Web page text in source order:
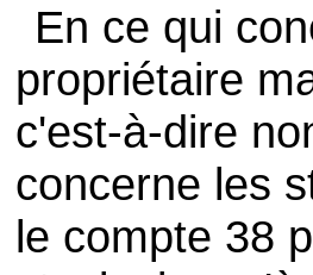
En ce qui
propriétaire
c'est-à-dire
concerne les
le compte 38